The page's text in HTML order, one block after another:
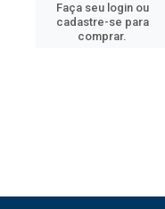
Faça seu login ou
cadastre-se para
comprar.